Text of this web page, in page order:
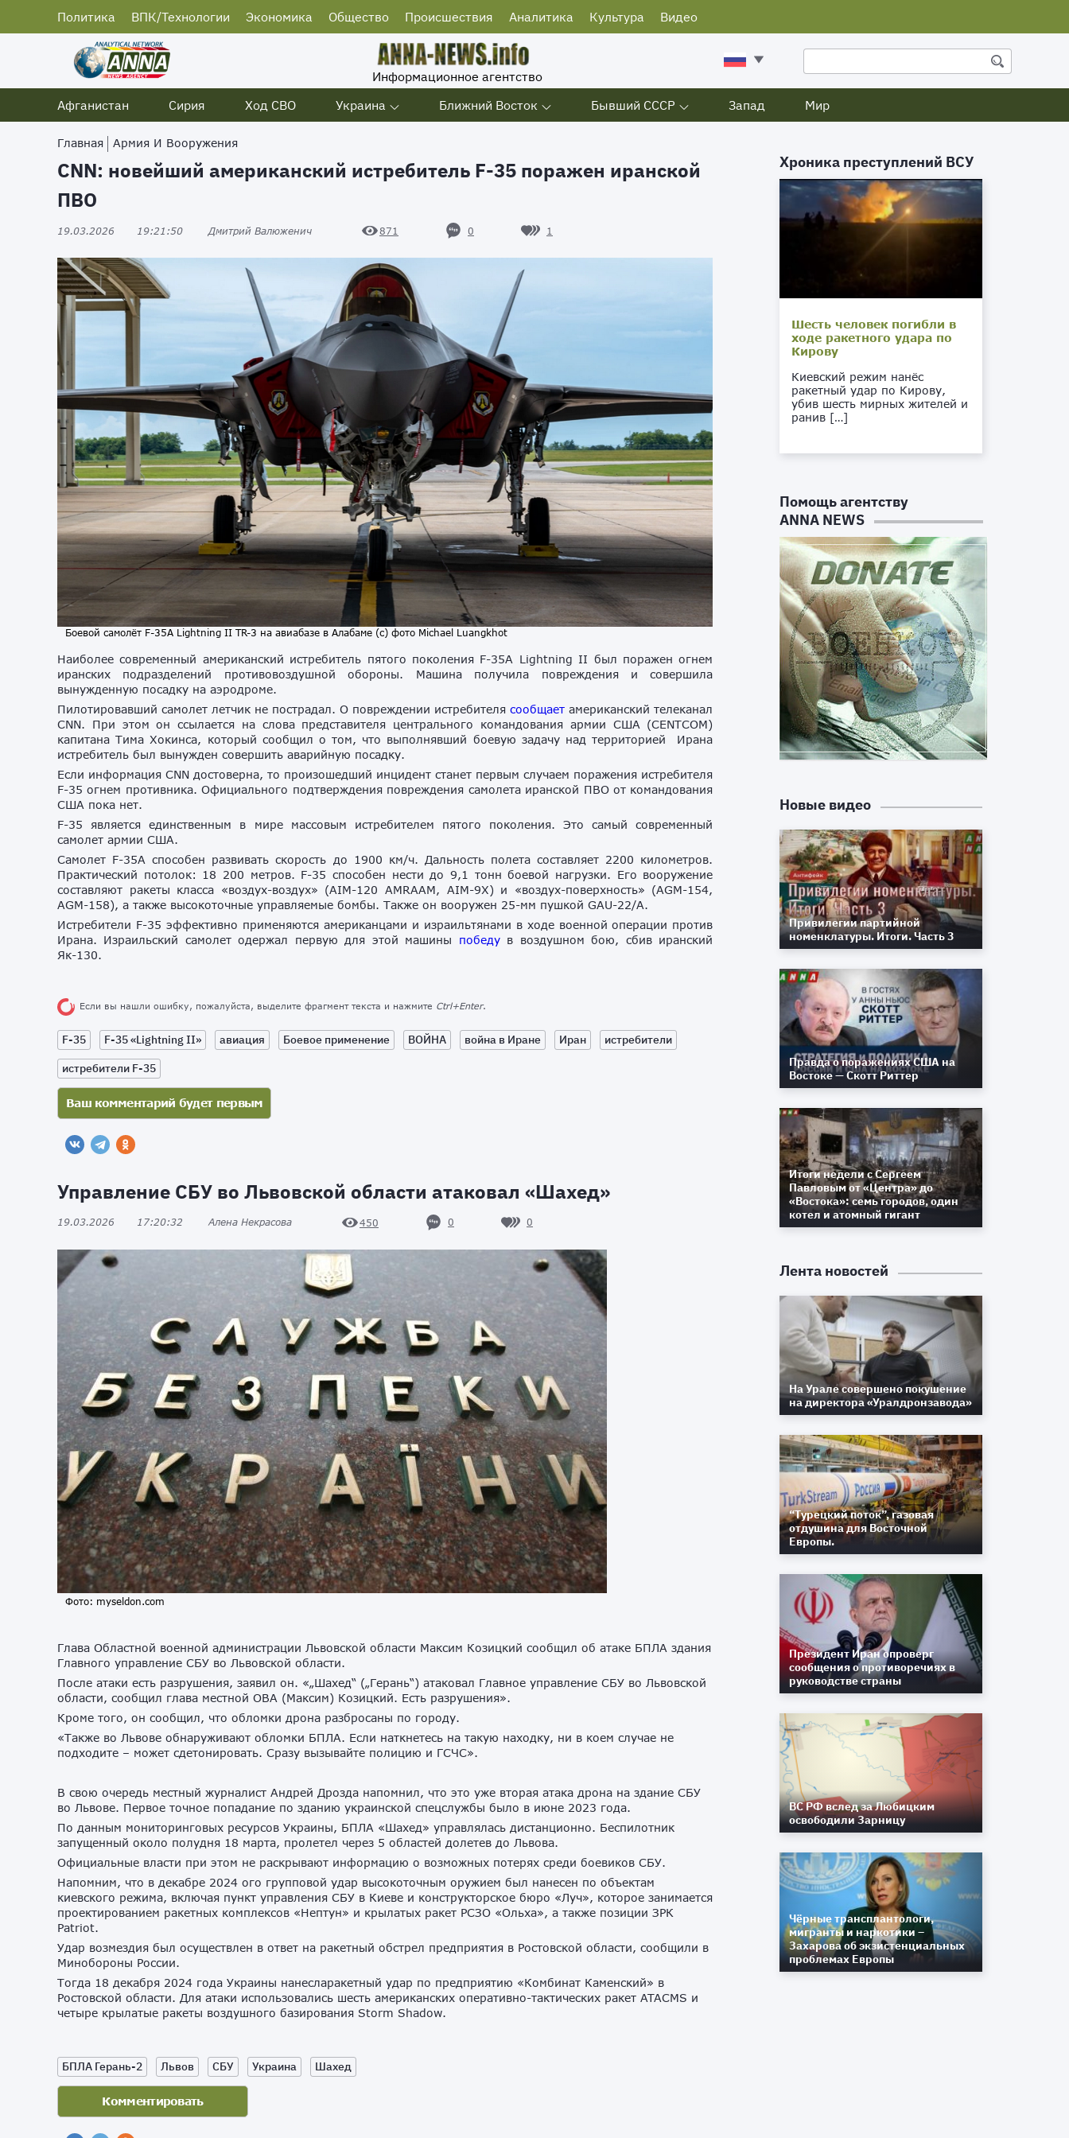
Политика ВПК/Технологии Экономика Общество Происшествия Аналитика Культура Видео
Информационное агентство
Афганистан
Сирия Ход СВО Украина Ближний Восток Бывший СССР Запад Мир
Главная Армия И Вооружения
CNN: новейший американский истребитель F-35 поражен иранской
ПВО
19.03.2026 19:21:50 Дмитрий Валюженич 871 0 1
Боевой самолёт F-35A Lightning II TR-3 на авиабазе в Алабаме (с) фото Michael Luangkhot
Наиболее современный американский истребитель пятого поколения F-35A Lightning II был поражен огнем
иранских подразделений противовоздушной обороны. Машина получила повреждения и совершила
вынужденную посадку на аэродроме.
Пилотировавший самолет летчик не пострадал. О повреждении истребителясообщает американский телеканал
CNN. При этом он ссылается на слова представителя центрального командования армии США (CENTCOM)
капитана Тима Хокинса, который сообщил о том, что выполнявший боевую задачу над территорией Ирана
истребитель был вынужден совершить аварийную посадку.
Если информация CNN достоверна, то произошедший инцидент станет первым случаем поражения истребителя
F-35 огнем противника. Официального подтверждения повреждения самолета иранской ПВО от командования
США пока нет.
F-35 является единственным в мире массовым истребителем пятого поколения. Это самый современный
самолет армии США.
Самолет F-35А способен развивать скорость до 1900 км/ч. Дальность полета составляет 2200 километров.
Практический потолок: 18 200 метров. F-35 способен нести до 9,1 тонн боевой нагрузки. Его вооружение
составляют ракеты класса «воздух-воздух» (AIM-120 AMRAAM, AIM-9X) и «воздух-поверхность» (AGM-154,
AGM-158), а также высокоточные управляемые бомбы. Также он вооружен 25-мм пушкой GAU-22/A.
Истребители F-35 эффективно применяются американцами и израильтянами в ходе военной операции против
Ирана. Израильский самолет одержал первую для этой машины победув воздушном бою, сбив иранский
Як-130.
Если вы нашли ошибку, пожалуйста, выделите фрагмент текста и нажмите Ctrl+Enter.
F-35 F-35 «Lightning II» авиация Боевое применение ВОЙНА война в Иране Иран
истребители
истребители F-35
Управление СБУ во Львовской области атаковал «Шахед»
19.03.2026 17:20:32 Алена Некрасова 450 0 0
Фото: myseldon.com
Глава Областной военной администрации Львовской области Максим Козицкий сообщил об атаке БПЛА здания
Главного управление СБУ во Львовской области.
После атаки есть разрушения, заявил он. «„Шахед“ („Герань“) атаковал Главное управление СБУ во Львовской
области, сообщил глава местной ОВА (Максим) Козицкий. Есть разрушения».
Кроме того, он сообщил, что обломки дрона разбросаны по городу.
«Также во Львове обнаруживают обломки БПЛА. Если наткнетесь на такую находку, ни в коем случае не
подходите – может сдетонировать. Сразу вызывайте полицию и ГСЧС».
В свою очередь местный журналист Андрей Дрозда напомнил, что это уже вторая атака дрона на здание СБУ
во Львове. Первое точное попадание по зданию украинской спецслужбы было в июне 2023 года.
По данным мониторинговых ресурсов Украины, БПЛА «Шахед» управлялась дистанционно. Беспилотник
запущенный около полудня 18 марта, пролетел через 5 областей долетев до Львова.
Официальные власти при этом не раскрывают информацию о возможных потерях среди боевиков СБУ.
Напомним, что в декабре 2024 ого групповой удар высокоточным оружием был нанесен по объектам
киевского режима, включая пункт управления СБУ в Киеве и конструкторское бюро «Луч», которое занимается
проектированием ракетных комплексов «Нептун» и крылатых ракет РСЗО «Ольха», а также позиции ЗРК
Patriot.
Удар возмездия был осуществлен в ответ на ракетный обстрел предприятия в Ростовской области, сообщили в
Минобороны России.
Тогда 18 декабря 2024 года Украины нанесларакетный удар по предприятию «Комбинат Каменский» в
Ростовской области. Для атаки использовались шесть американских оперативно-тактических ракет ATACMS и
четыре крылатые ракеты воздушного базирования Storm Shadow.
БПЛА Герань-2 Львов СБУ Украина Шахед
Хроника преступлений ВСУ
Шесть человек погибли в
ходе ракетного удара по
Кирову
Киевский режим нанёс
ракетный удар по Кирову,
убив шесть мирных жителей и
ранив […]
Помощь агентству
ANNA NEWS
Новые видео
Привилегии партийной
номенклатуры. Итоги. Часть 3
Правда о поражениях США на
Востоке — Скотт Риттер
Итоги недели с Сергеем
Павловым от «Центра» до
«Востока»: семь городов, один
котел и атомный гигант
Лента новостей
На Урале совершено покушение
на директора «Уралдронзавода»
“Турецкий поток”, газовая
отдушина для Восточной
Европы.
Президент Иран опроверг
сообщения о противоречиях в
руководстве страны
ВС РФ вслед за Любицким
освободили Зарницу
Чёрные трансплантологи,
мигранты и наркотики –
Захарова об экзистенциальных
проблемах Европы